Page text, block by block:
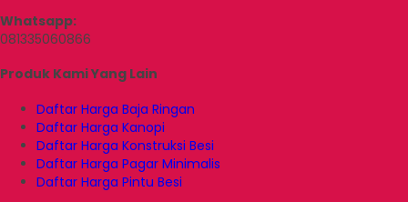
Whatsapp:
081335060866
Produk Kami Yang Lain
Daftar Harga Baja Ringan
Daftar Harga Kanopi
Daftar Harga Konstruksi Besi
Daftar Harga Pagar Minimalis
Daftar Harga Pintu Besi